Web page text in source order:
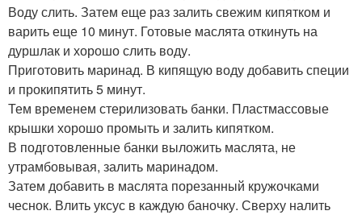
Воду слить. Затем еще раз залить свежим кипятком и
варить еще 10 минут. Готовые маслята откинуть на
дуршлак и хорошо слить воду.
Приготовить маринад. В кипящую воду добавить специи
и прокипятить 5 минут.
Тем временем стерилизовать банки. Пластмассовые
крышки хорошо промыть и залить кипятком.
В подготовленные банки выложить маслята, не
утрамбовывая, залить маринадом.
Затем добавить в маслята порезанный кружочками
чеснок. Влить уксус в каждую баночку. Сверху налить